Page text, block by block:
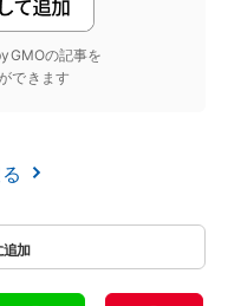
の記事を
できます